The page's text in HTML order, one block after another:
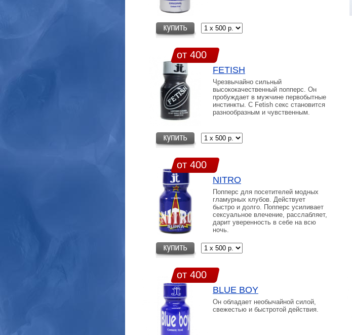
от 400
FETISH
Чрезвычайно сильный
высококачественный попперс. Он
пробуждает в мужчине первобытные
инстинкты. С Fetish секс становится
разнообразным и чувственным.
от 400
NITRO
Попперс для посетителей модных
гламурных клубов. Действует
быстро и долго. Попперс усиливает
сексуальное влечение, расслабляет,
дарит уверенность в себе на всю
ночь.
от 400
BLUE BOY
Он обладает необычайной силой,
свежестью и быстротой действия.